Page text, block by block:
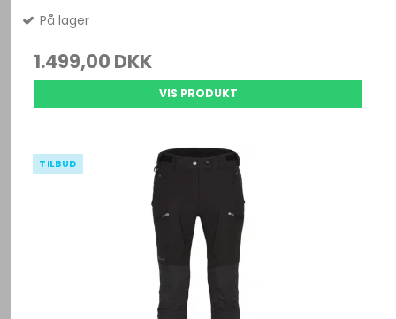
På lager
1.499,00 DKK
VIS PRODUKT
TILBUD